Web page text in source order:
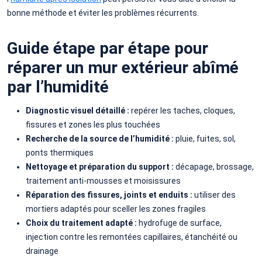
bonne méthode et éviter les problèmes récurrents.
Guide étape par étape pour
réparer un mur extérieur abîmé
par l’humidité
Diagnostic visuel détaillé : repérer les taches, cloques,
fissures et zones les plus touchées
Recherche de la source de l’humidité : pluie, fuites, sol,
ponts thermiques
Nettoyage et préparation du support : décapage, brossage,
traitement anti-mousses et moisissures
Réparation des fissures, joints et enduits : utiliser des
mortiers adaptés pour sceller les zones fragiles
Choix du traitement adapté : hydrofuge de surface,
injection contre les remontées capillaires, étanchéité ou
drainage